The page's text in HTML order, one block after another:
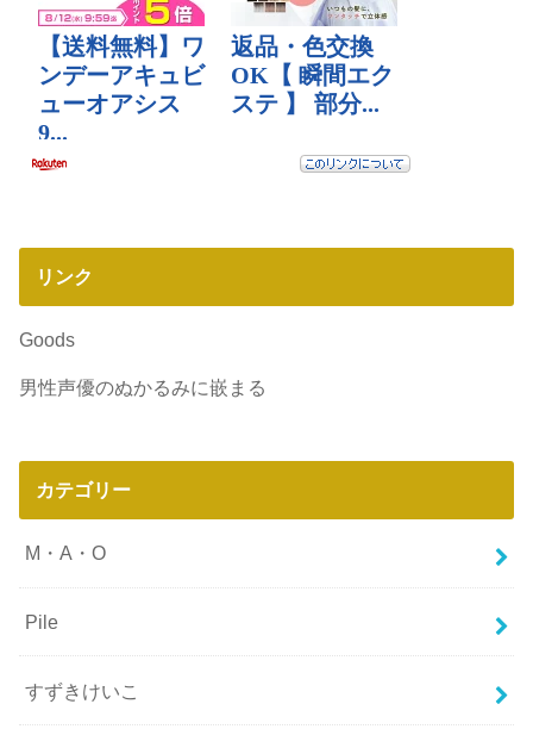
リンク
Goods
男性声優のぬかるみに嵌まる
カテゴリー
M・A・O
Pile
すずきけいこ